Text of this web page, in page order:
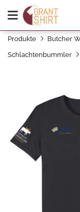
Produkte Butcher
Schlachtenbummler